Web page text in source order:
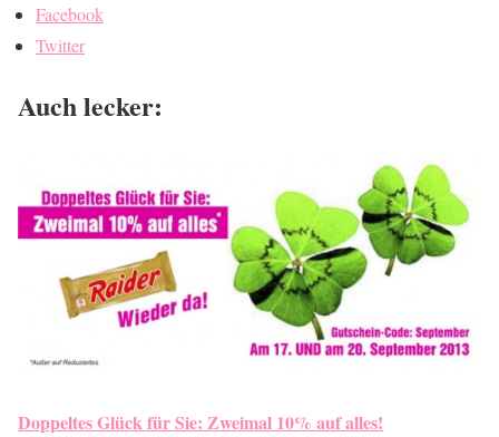
Facebook
Twitter
Auch lecker:
Doppeltes Glück für Sie: Zweimal 10% auf alles!